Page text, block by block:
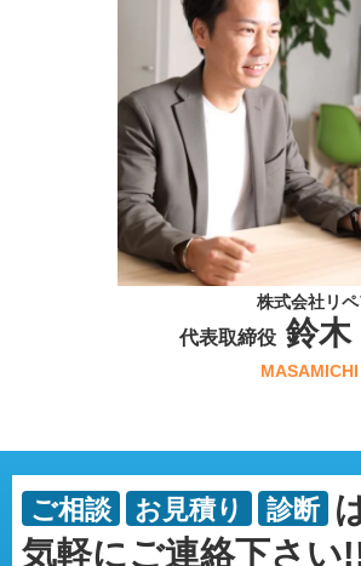
株式会社リ
代表取締役鈴木
ご相談 お見積り 診断
気軽にご連絡下さい